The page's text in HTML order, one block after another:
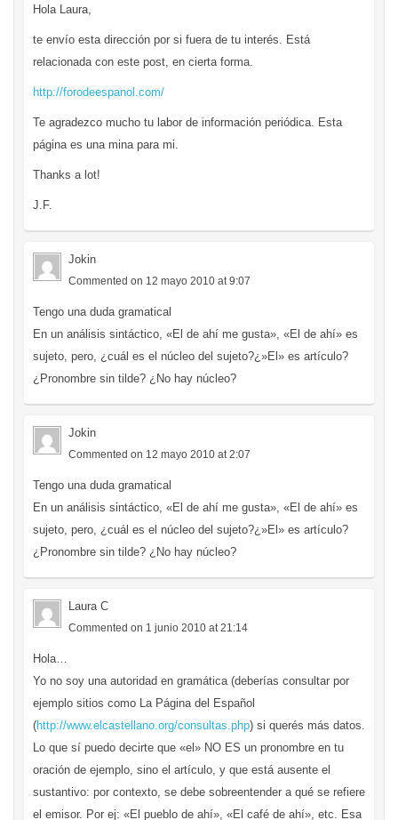
Hola Laura,
te envío esta dirección por si fuera de tu interés. Está
relacionada con este post, en cierta forma.
http://forodeespanol.com/
Te agradezco mucho tu labor de información periódica. Esta
página es una mina para mi.
Thanks a lot!
J.F.
Jokin
Commented on 12 mayo 2010 at 9:07
Tengo una duda gramatical
En un análisis sintáctico, «El de ahí me gusta», «El de ahí» es
sujeto, pero, ¿cuál es el núcleo del sujeto?¿»El» es artículo?
¿Pronombre sin tilde? ¿No hay núcleo?
Jokin
Commented on 12 mayo 2010 at 2:07
Tengo una duda gramatical
En un análisis sintáctico, «El de ahí me gusta», «El de ahí» es
sujeto, pero, ¿cuál es el núcleo del sujeto?¿»El» es artículo?
¿Pronombre sin tilde? ¿No hay núcleo?
Laura C
Commented on 1 junio 2010 at 21:14
Hola…
Yo no soy una autoridad en gramática (deberías consultar por
ejemplo sitios como La Página del Español
(http://www.elcastellano.org/consultas.php) si querés más datos.
Lo que sí puedo decirte que «el» NO ES un pronombre en tu
oración de ejemplo, sino el artículo, y que está ausente el
sustantivo: por contexto, se debe sobreentender a qué se refiere
el emisor. Por ej: «El pueblo de ahí», «El café de ahí», etc. Esa